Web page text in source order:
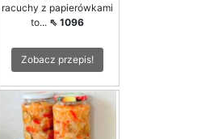
racuchy z papierówkami
to... ⇖ 1096
Zobacz przepis!